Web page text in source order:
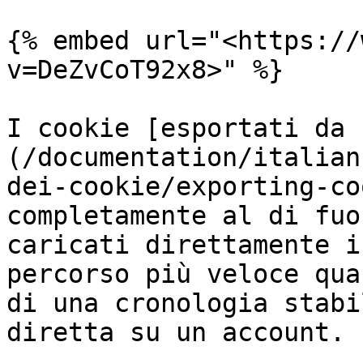
{% embed url="<https://
v=DeZvCoT92x8>" %}
I cookie [esportati da
(/documentation/
dei-cookie/exporting-
completamente al di
caricati
percorso più veloce
di una cronologia
diretta su un account.